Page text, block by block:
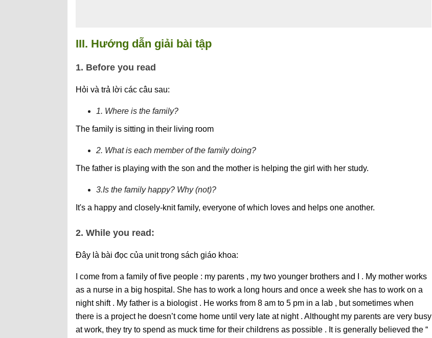
III. Hướng dẫn giải bài tập
1. Before you read
Hỏi và trả lời các câu sau:
1. Where is the family?
The family is sitting in their living room
2. What is each member of the family doing?
The father is playing with the son and the mother is helping the girl with her study.
3.Is the family happy? Why (not)?
It's a happy and closely-knit family, everyone of which loves and helps one another.
2. While you read:
Đây là bài đọc của unit trong sách giáo khoa:
I come from a family of five people : my parents , my two younger brothers and I . My mother works
as a nurse in a big hospital. She has to work a long hours and once a week she has to work on a
night shift . My father is a biologist . He works from 8 am to 5 pm in a lab , but sometimes when
there is a project he doesn’t come home until very late at night . Althought my parents are very busy
at work, they try to spend as muck time for their childrens as possible . It is generally believed the “